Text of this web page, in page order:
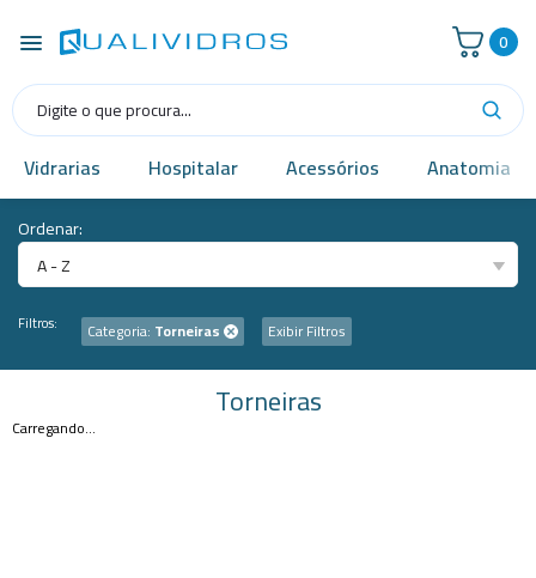
0
Vidrarias Hospitalar Acessórios Anatomia
Ordenar:
A - Z
Filtros: Categoria: Torneiras Exibir Filtros
Torneiras
Carregando...